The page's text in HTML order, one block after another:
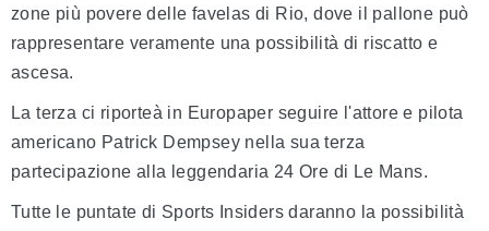
zone più povere delle favelas di Rio, dove il pallone può
rappresentare veramente una possibilità di riscatto e
ascesa.
La terza ci riporteà in Europaper seguire l'attore e pilota
americano Patrick Dempsey nella sua terza
partecipazione alla leggendaria 24 Ore di Le Mans.
Tutte le puntate di Sports Insiders daranno la possibilità